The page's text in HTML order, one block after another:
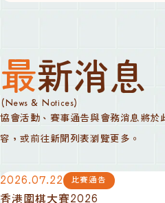
最新消息
(News & Notices)
協會活動、賽事通告與會務消息將於
容，或前往新聞列表瀏覽更多。
2026.07.22 比賽通告
香港圍棋大賽2026